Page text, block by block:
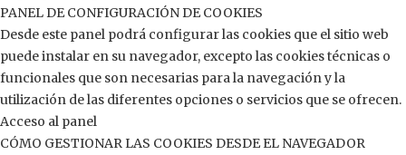
PANEL DE CONFIGURACIÓN DE COOKIES
Desde este panel podrá configurar las cookies que el sitio web
puede instalar en su navegador, excepto las cookies técnicas o
funcionales que son necesarias para la navegación y la
utilización de las diferentes opciones o servicios que se ofrecen.
Acceso al panel
CÓMO GESTIONAR LAS COOKIES DESDE EL NAVEGADOR